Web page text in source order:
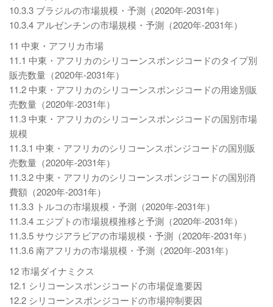
10.3.3 ブラジルの市場規模・予測（2020年-2031年）
10.3.4 アルゼンチンの市場規模・予測（2020年-2031年）
11 中東・アフリカ市場
11.1 中東・アフリカのシリコーンスポンジコードのタイプ別
販売数量（2020年-2031年）
11.2 中東・アフリカのシリコーンスポンジコードの用途別販
売数量（2020年-2031年）
11.3 中東・アフリカのシリコーンスポンジコードの国別市場
規模
11.3.1 中東・アフリカのシリコーンスポンジコードの国別販
売数量（2020年-2031年）
11.3.2 中東・アフリカのシリコーンスポンジコードの国別消
費額（2020年-2031年）
11.3.3 トルコの市場規模・予測（2020年-2031年）
11.3.4 エジプトの市場規模推移と予測（2020年-2031年）
11.3.5 サウジアラビアの市場規模・予測（2020年-2031年）
11.3.6 南アフリカの市場規模・予測（2020年-2031年）
12 市場ダイナミクス
12.1 シリコーンスポンジコードの市場促進要因
12.2 シリコーンスポンジコードの市場抑制要因